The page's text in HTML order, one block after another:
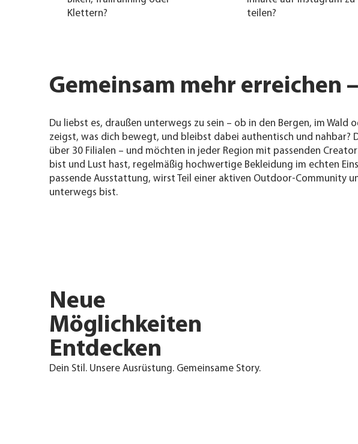
Neue
Möglichkeiten
Entdecken
Dein Stil. Unsere Ausrüstung. Gemeinsame Story.
Du liebst es, draußen unterwegs zu sein – ob in den Bergen, im
zeigst, was dich bewegt, und bleibst dabei authentisch und
über 30 Filialen – und möchten in jeder Region mit passenden
bist und Lust hast, regelmäßig hochwertige Bekleidung im echten
passende Ausstattung, wirst Teil einer aktiven Outdoor-Community
unterwegs bist.
Gemeinsam mehr erreichen
Klettern?​
teilen?